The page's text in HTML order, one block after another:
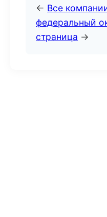
← Все
федеральный
страница →